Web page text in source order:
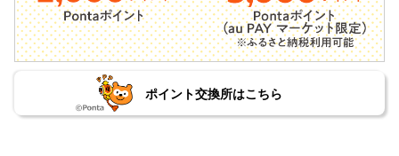
ポイント交換所はこちら